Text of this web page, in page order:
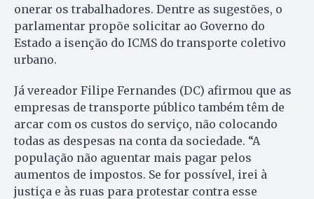
onerar os trabalhadores. Dentre as sugestões, o
parlamentar propõe solicitar ao Governo do
Estado a isenção do ICMS do transporte coletivo
urbano.
Já vereador Filipe Fernandes (DC) afirmou que as
empresas de transporte público também têm de
arcar com os custos do serviço, não colocando
todas as despesas na conta da sociedade. “A
população não aguentar mais pagar pelos
aumentos de impostos. Se for possível, irei à
justiça e às ruas para protestar contra esse